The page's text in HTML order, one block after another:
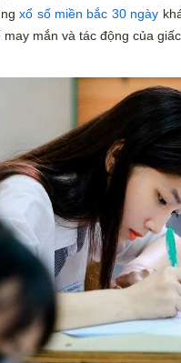
xổ số miền bắc 30 ngày
mắn và tác động của